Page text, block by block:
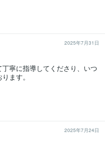
2025年7月31日
寧に指導してくださり、いつ
2025年7月24日